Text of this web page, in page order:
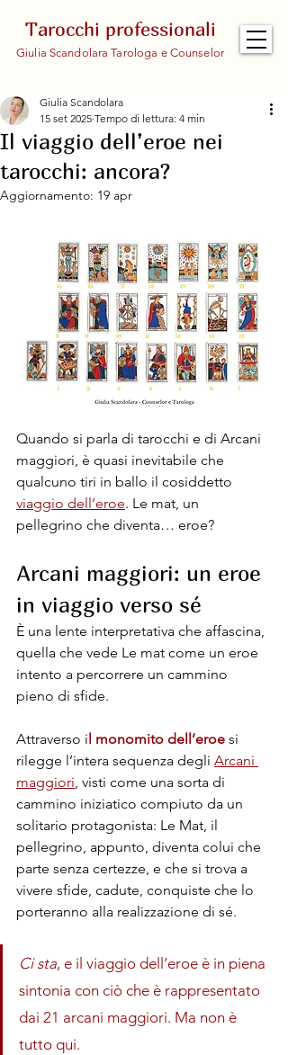
Tarocchi professionali
Giulia Scandolara Tarologa e Counselor
Il viaggio dell’eroe nei
tarocchi: ancora?
Giulia Scandolara
15 set 2025 Tempo di lettura: 4 min
Aggiornamento: 19 apr
Quando si parla di tarocchi e di Arcani
maggiori, è quasi inevitabile che
qualcuno tiri in ballo il cosiddetto
viaggio dell’eroe. Le mat, un
pellegrino che diventa… eroe?
Arcani maggiori: un eroe
in viaggio verso sé
È una lente interpretativa che affascina,
quella che vede Le mat come un eroe
intento a percorrere un cammino
pieno di sfide.
Attraverso il monomito dell’eroe si
rilegge l’intera sequenza degli Arcani
maggiori, visti come una sorta di
cammino iniziatico compiuto da un
solitario protagonista: Le Mat, il
pellegrino, appunto, diventa colui che
parte senza certezze, e che si trova a
vivere sfide, cadute, conquiste che lo
porteranno alla realizzazione di sé.
Ci sta, e il viaggio dell’eroe è in piena
sintonia con ciò che è rappresentato
dai 21 arcani maggiori. Ma non è
tutto qui.